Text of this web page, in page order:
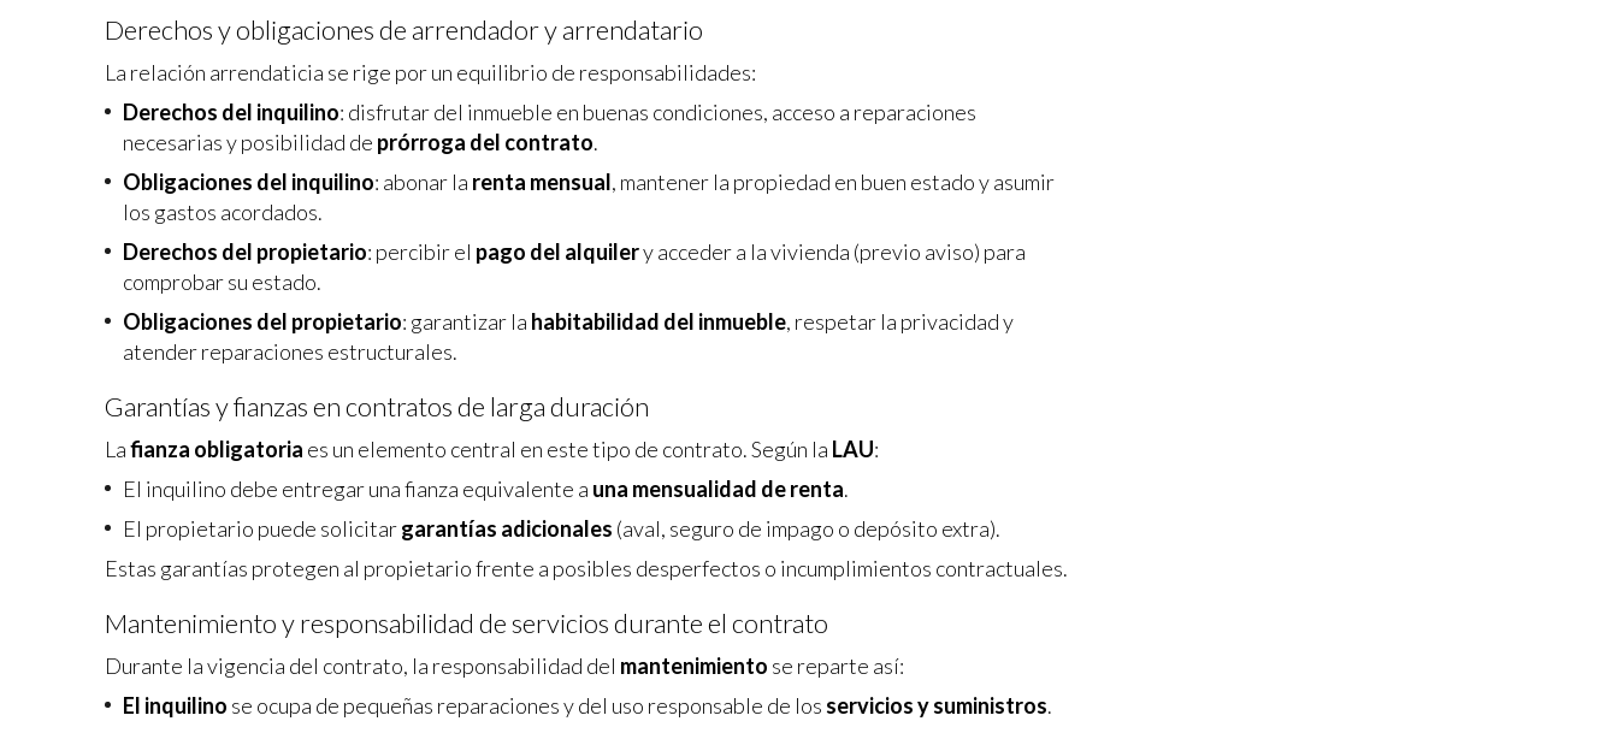
Derechos y obligaciones de arrendador y arrendatario
La relación arrendaticia se rige por un equilibrio de responsabilidades:
Derechos del inquilino: disfrutar del inmueble en buenas condiciones, acceso a reparaciones
necesarias y posibilidad de prórroga del contrato.
Obligaciones del inquilino: abonar la renta mensual, mantener la propiedad en buen estado y asumir
los gastos acordados.
Derechos del propietario: percibir el pago del alquilery acceder a la vivienda (previo aviso) para
comprobar su estado.
Obligaciones del propietario: garantizar la habitabilidad del inmueble, respetar la privacidad y
atender reparaciones estructurales.
Garantías y fianzas en contratos de larga duración
Lafianza obligatoria es un elemento central en este tipo de contrato. Según la LAU:
El inquilino debe entregar una fianza equivalente a una mensualidad de renta.
El propietario puede solicitargarantías adicionales (aval, seguro de impago o depósito extra).
Estas garantías protegen al propietario frente a posibles desperfectos o incumplimientos contractuales.
Mantenimiento y responsabilidad de servicios durante el contrato
Durante la vigencia del contrato, la responsabilidad del mantenimiento se reparte así:
El inquilino se ocupa de pequeñas reparaciones y del uso responsable de los servicios y suministros.